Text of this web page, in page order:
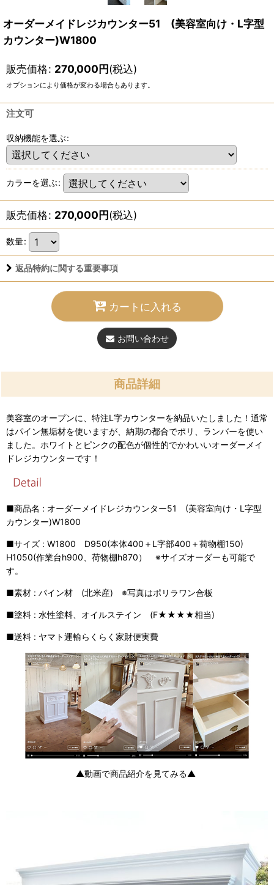
オーダーメイドレジカウンター51 (美容室向け・L字型
カウンター)W1800
販売価格: 270,000円(税込)
オプションにより価格が変わる場合もあります。
注文可
収納機能を選ぶ:
カラーを選ぶ:
販売価格: 270,000円(税込)
数量:
返品特約に関する重要事項
カートに入れる
お問い合わせ
商品詳細
美容室のオープンに、特注L 字カウンターを納品いたしました！ 通常
はパイン無垢材を使いますが、納期の都合でポリ、ランバーを使い
ました。 ホワイトとピンクの配色が個性的でかわいいオーダーメイ
ドレジカウンターです！
■商品名 : オーダーメイドレジカウンター51 (美容室向け・L字型
カウンター)W1800
■サイズ : W1800 D950(本体400 ＋ L 字部400 ＋荷物棚150)
H1050(作業台h900 、荷物棚h870） ※サイズオーダーも可能で
す。
■素材 : パイン材 (北米産) ※写真はポリラワン合板
■塗料 : 水性塗料、オイルステイン (F★★★★相当)
■送料 : ヤマト運輸らくらく家財便実費
▲動画で商品紹介を見てみる▲